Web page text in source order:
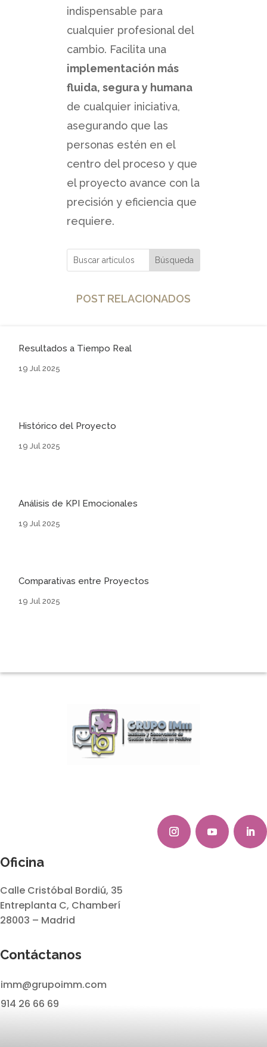
indispensable para
cualquier profesional del
cambio. Facilita una
implementación más
fluida, segura y humana
de cualquier iniciativa,
asegurando que las
personas estén en el
centro del proceso y que
el proyecto avance con la
precisión y eficiencia que
requiere.
POST RELACIONADOS
Resultados a Tiempo Real
19 Jul 2025
Histórico del Proyecto
19 Jul 2025
Análisis de KPI Emocionales
19 Jul 2025
Comparativas entre Proyectos
19 Jul 2025
Oficina
Calle Cristóbal Bordiú, 35
Entreplanta C, Chamberí
28003 – Madrid
Contáctanos
imm@grupoimm.com
914 26 66 69